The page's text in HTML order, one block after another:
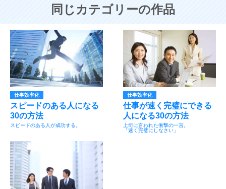
同じカテゴリーの作品
仕事効率化
スピードのある人になる
30の方法
スピードのある人が成功する。
仕事効率化
仕事が速く完璧にできる
人になる30の方法
上司に言われた衝撃の一言。
「速く完璧にしなさい」